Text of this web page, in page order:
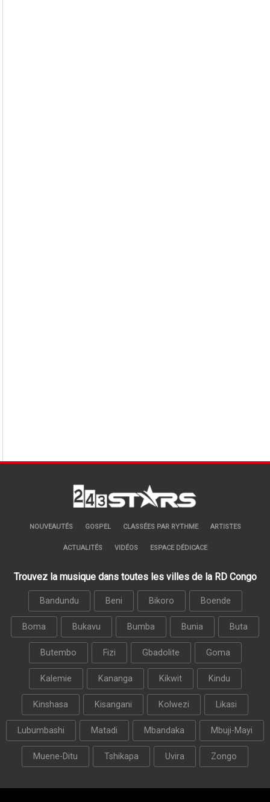
NOUVEAUTÉS GOSPEL CLASSÉES PAR RYTHME ARTISTES
ACTUALITÉS VIDÉOS ESPACE DÉDICACE
Trouvez la musique dans toutes les villes de la RD Congo
Bandundu Beni Bikoro Boende
Boma Bukavu Bumba Bunia Buta
Butembo Fizi Gbadolite Goma
Kalemie Kananga Kikwit Kindu
Kinshasa Kisangani Kolwezi Likasi
Lubumbashi Matadi Mbandaka Mbuji-Mayi
Muene-Ditu Tshikapa Uvira Zongo